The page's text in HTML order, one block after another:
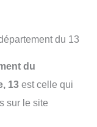
du 13
du
13 est celle qui
sur le site